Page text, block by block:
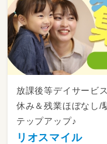
放課後等デイサービ
休み＆残業ほぼなし/
テップアップ♪
リオスマイル